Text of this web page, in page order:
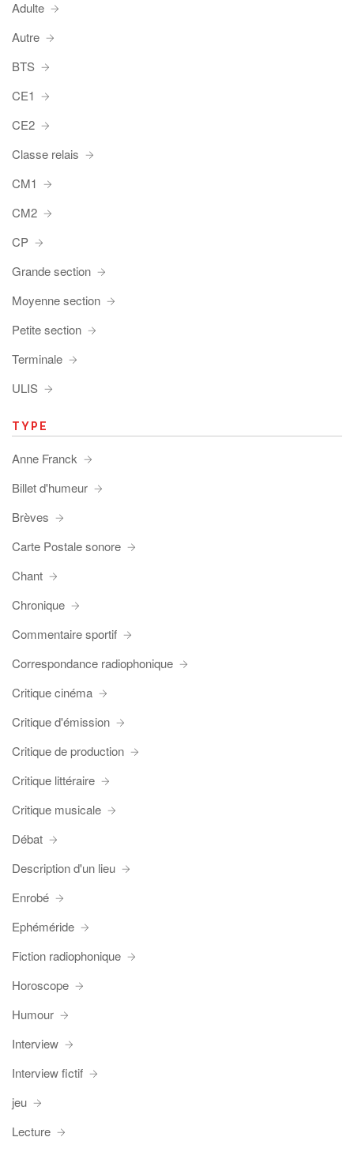
Adulte
Autre
BTS
CE1
CE2
Classe relais
CM1
CM2
CP
Grande section
Moyenne section
Petite section
Terminale
ULIS
TYPE
Anne Franck
Billet d'humeur
Brèves
Carte Postale sonore
Chant
Chronique
Commentaire sportif
Correspondance radiophonique
Critique cinéma
Critique d'émission
Critique de production
Critique littéraire
Critique musicale
Débat
Description d'un lieu
Enrobé
Ephéméride
Fiction radiophonique
Horoscope
Humour
Interview
Interview fictif
jeu
Lecture